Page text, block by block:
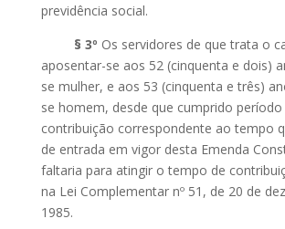
previdência social.
§ 3º Os servidores de que trata o
aposentar-se aos 52 (cinquenta e dois)
se mulher, e aos 53 (cinquenta e três)
se homem, desde que cumprido período
contribuição correspondente ao tempo
de entrada em vigor desta Emenda
faltaria para atingir o tempo de
na Lei Complementar nº 51, de 20 de
1985.